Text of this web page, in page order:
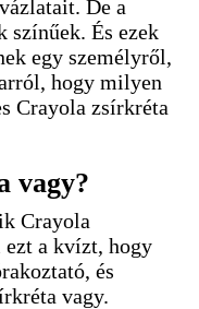
De a
színűek. És ezek
egy személyről,
hogy milyen
Crayola zsírkréta
vagy?
Crayola
a kvízt, hogy
és
vagy.